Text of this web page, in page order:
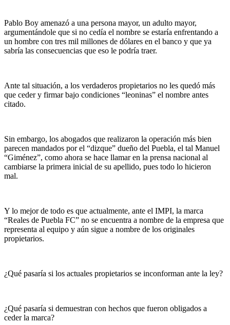
Pablo Boy amenazó a una persona mayor, un adulto mayor,
argumentándole que si no cedía el nombre se estaría enfrentando a
un hombre con tres mil millones de dólares en el banco y que ya
sabría las consecuencias que eso le podría traer.
Ante tal situación, a los verdaderos propietarios no les quedó más
que ceder y firmar bajo condiciones “leoninas” el nombre antes
citado.
Sin embargo, los abogados que realizaron la operación más bien
parecen mandados por el “dizque” dueño del Puebla, el tal Manuel
“Giménez”, como ahora se hace llamar en la prensa nacional al
cambiarse la primera inicial de su apellido, pues todo lo hicieron
mal.
Y lo mejor de todo es que actualmente, ante el IMPI, la marca
“Reales de Puebla FC” no se encuentra a nombre de la empresa que
representa al equipo y aún sigue a nombre de los originales
propietarios.
¿Qué pasaría si los actuales propietarios se inconforman ante la ley?
¿Qué pasaría si demuestran con hechos que fueron obligados a
ceder la marca?